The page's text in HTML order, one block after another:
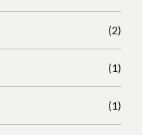
(2)
(1)
(1)